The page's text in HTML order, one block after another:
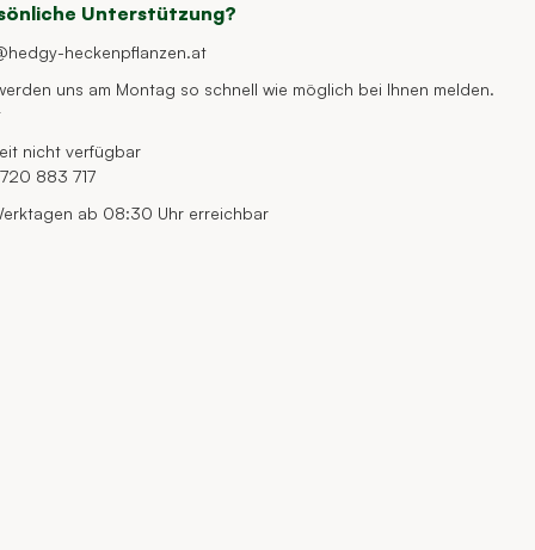
Unterstützung?
heckenpflanzen.at
uns am Montag so schnell wie möglich bei Ihnen melden.
nicht verfügbar
883 717
ab 08:30 Uhr erreichbar